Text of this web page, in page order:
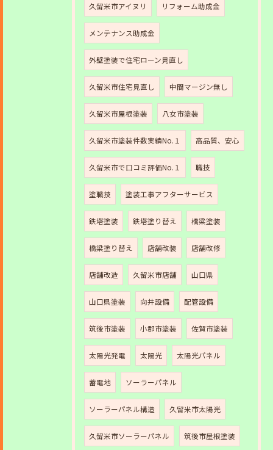
久留米市アイヌリ リフォーム助成金
メンテナンス助成金
外壁塗装で住宅ローン見直し
久留米市住宅見直し 中間マージン無し
久留米市屋根塗装 八女市塗装
久留米市塗装件数実績No.１ 高品質、安心
久留米市で口コミ評価No.１ 職技
塗職技 塗装工事アフターサービス
鉄塔塗装 鉄塔塗り替え 橋梁塗装
橋梁塗り替え 店舗改装 店舗改修
店舗改造 久留米市店舗 山口県
山口県塗装 向井設備 配管設備
筑後市塗装 小郡市塗装 佐賀市塗装
太陽光発電 太陽光 太陽光パネル
蓄電地 ソーラーパネル
ソーラーパネル構造 久留米市太陽光
久留米市ソーラーパネル 筑後市屋根塗装